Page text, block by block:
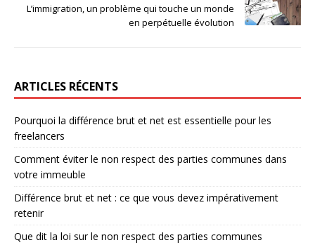
L’immigration, un problème qui touche un monde
en perpétuelle évolution
ARTICLES RÉCENTS
Pourquoi la différence brut et net est essentielle pour les
freelancers
Comment éviter le non respect des parties communes dans
votre immeuble
Différence brut et net : ce que vous devez impérativement
retenir
Que dit la loi sur le non respect des parties communes